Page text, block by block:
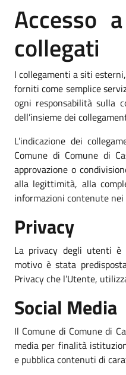
Accesso
collegati
I collegamenti a siti
forniti come semplice
ogni responsabilità sulla
dell’insieme dei
L’indicazione dei
Comune di Comune di
approvazione o
alla legittimità, alla
informazioni contenute
Privacy
La privacy degli utenti è
motivo è stata
Privacy che l’Utente,
Social Media
Il Comune di Comune di
media per finalità
e pubblica contenuti di